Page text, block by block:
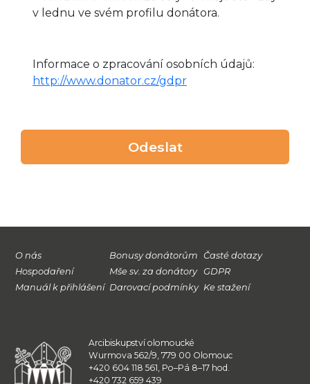
v lednu ve svém profilu donátora.
Informace o zpracování osobních údajů:
http://www.donator.cz/gdpr
Odeslat
Arcibiskupství olomoucké
Wurmova 562/9, 779 00 Olomouc
+420 604 118 561, Po–Pá 8–17 hod.
+420 732 659 439
O nás
Hospodaření
Manuál k přihlášení
Bonusy donátorům
Mše sv. za donátory
Darovací podmínky
Časté dotazy
GDPR
Ke stažení